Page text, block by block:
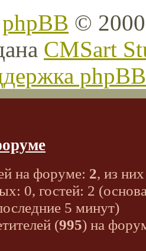
phpBB ©
CMSart
phpBB
на форуме: 2, из них
0, гостей: 2
5 минут)
(995) на